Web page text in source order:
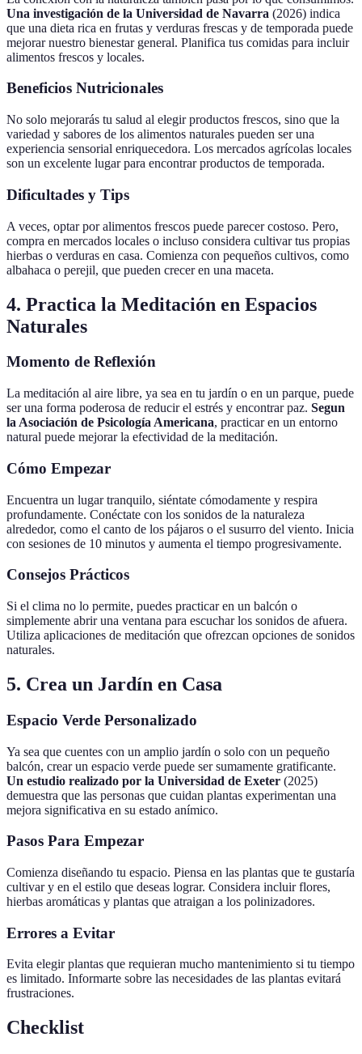
Una investigación de la Universidad de Navarra (2026) indica
que una dieta rica en frutas y verduras frescas y de temporada puede
mejorar nuestro bienestar general. Planifica tus comidas para incluir
alimentos frescos y locales.
Beneficios Nutricionales
No solo mejorarás tu salud al elegir productos frescos, sino que la
variedad y sabores de los alimentos naturales pueden ser una
experiencia sensorial enriquecedora. Los mercados agrícolas locales
son un excelente lugar para encontrar productos de temporada.
Dificultades y Tips
A veces, optar por alimentos frescos puede parecer costoso. Pero,
compra en mercados locales o incluso considera cultivar tus propias
hierbas o verduras en casa. Comienza con pequeños cultivos, como
albahaca o perejil, que pueden crecer en una maceta.
4. Practica la Meditación en Espacios
Naturales
Momento de Reflexión
La meditación al aire libre, ya sea en tu jardín o en un parque, puede
ser una forma poderosa de reducir el estrés y encontrar paz. Segun
la Asociación de Psicología Americana, practicar en un entorno
natural puede mejorar la efectividad de la meditación.
Cómo Empezar
Encuentra un lugar tranquilo, siéntate cómodamente y respira
profundamente. Conéctate con los sonidos de la naturaleza
alrededor, como el canto de los pájaros o el susurro del viento. Inicia
con sesiones de 10 minutos y aumenta el tiempo progresivamente.
Consejos Prácticos
Si el clima no lo permite, puedes practicar en un balcón o
simplemente abrir una ventana para escuchar los sonidos de afuera.
Utiliza aplicaciones de meditación que ofrezcan opciones de sonidos
naturales.
5. Crea un Jardín en Casa
Espacio Verde Personalizado
Ya sea que cuentes con un amplio jardín o solo con un pequeño
balcón, crear un espacio verde puede ser sumamente gratificante.
Un estudio realizado por la Universidad de Exeter (2025)
demuestra que las personas que cuidan plantas experimentan una
mejora significativa en su estado anímico.
Pasos Para Empezar
Comienza diseñando tu espacio. Piensa en las plantas que te gustaría
cultivar y en el estilo que deseas lograr. Considera incluir flores,
hierbas aromáticas y plantas que atraigan a los polinizadores.
Errores a Evitar
Evita elegir plantas que requieran mucho mantenimiento si tu tiempo
es limitado. Informarte sobre las necesidades de las plantas evitará
frustraciones.
Checklist